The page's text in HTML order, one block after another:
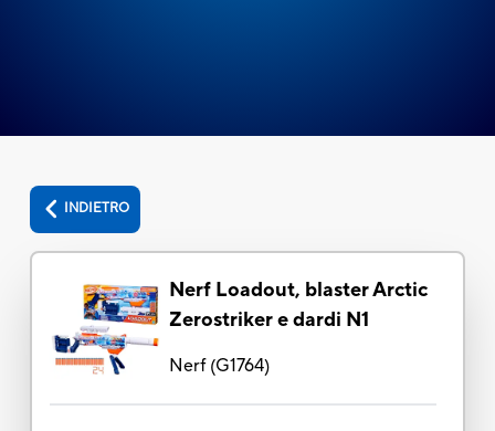
INDIETRO
Nerf Loadout, blaster Arctic
Zerostriker e dardi N1
Nerf(G1764)